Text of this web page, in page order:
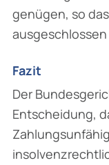
genügen, so
ausgeschlossen
Fazit
Der
Entscheidung,